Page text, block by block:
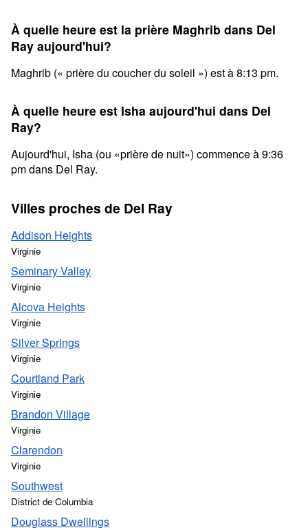
À quelle heure est la prière Maghrib dans Del
Ray aujourd'hui?
Maghrib (« prière du coucher du soleil ») est à 8:13 pm.
À quelle heure est Isha aujourd'hui dans Del
Ray?
Aujourd'hui, Isha (ou «prière de nuit») commence à 9:36
pm dans Del Ray.
Villes proches de Del Ray
Addison Heights
Virginie
Seminary Valley
Virginie
Alcova Heights
Virginie
Silver Springs
Virginie
Courtland Park
Virginie
Brandon Village
Virginie
Clarendon
Virginie
Southwest
District de Columbia
Douglass Dwellings